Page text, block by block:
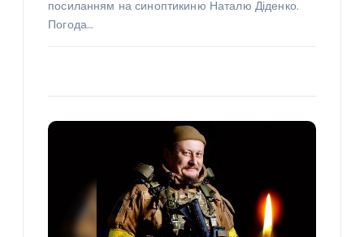
посиланням на синоптикиню Наталю Діденко.
Погода…